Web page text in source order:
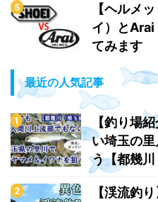
【ヘルメ
イ）とArai
てみます
最近の人気記事
【釣り場
い埼玉の
う【都幾川
【渓流釣